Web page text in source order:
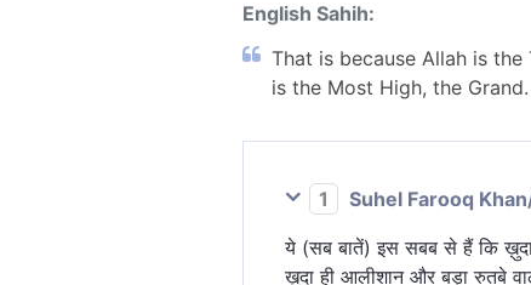
English Sahih:
That is because Allah is
is the Most High, the
1
Suhel Farooq
ये (सब बातें) इस सबब से हैं कि
ख़ुदा ही आलीशान और बड़ा रुतबे